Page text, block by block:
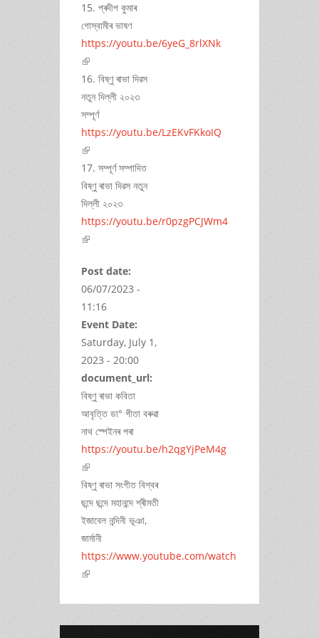
15. প্ৰদীপ কুমাৰ
গোস্বামীৰ ভাষণ
https://youtu.be/6yeG_8rlXNk
(link is external)
16. বিষ্ণু ৰাভা দিৱস
নতুন দিল্লী ২০২৩
সম্পূৰ্ণ
https://youtu.be/LzEKvFKkoIQ
(link is external)
17. সম্পূৰ্ণ সম্পাদিত
বিষ্ণু ৰাভা দিৱস নতুন
দিল্লী ২০২৩
https://youtu.be/r0pzgPCJWm4
(link is external)
Post date:
06/07/2023 -
11:16
Event Date:
Saturday, July 1,
2023 - 20:00
document_url:
বিষ্ণু ৰাভা কবিতা
আবৃত্তি ডা° গীতা বৰুৱা
নাথ স্পেইনৰ পৰা
https://youtu.be/h2qgYjPeM4g
(link is external)
বিষ্ণু ৰাভা সংগীত বিশ্বৰ
ছন্দে ছন্দে মহানন্দে শ্ৰীমতী
ইজাবেল নন্দিনী ভূঞা,
জাৰ্মানী
https://www.youtube.com/watch
(link is external)